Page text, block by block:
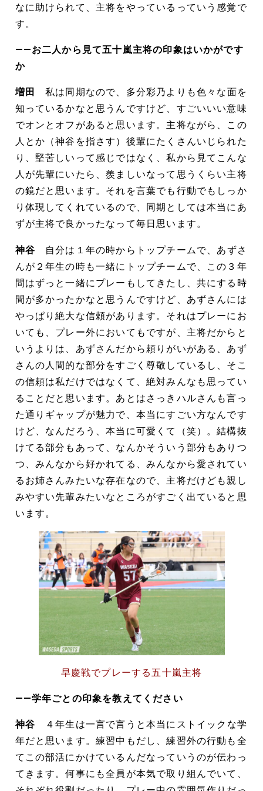
なに助けられて、主将をやっているっていう感覚で
す。
――お二人から見て五十嵐主将の印象はいかがです
か
増田
私は同期なので、多分彩乃よりも色々な面を
知っているかなと思うんですけど、すごいいい意味
でオンとオフがあると思います。主将ながら、この
人とか（神谷を指さす）後輩にたくさんいじられた
り、堅苦しいって感じではなく、私から見てこんな
人が先輩にいたら、羨ましいなって思うくらい主将
の鏡だと思います。それを言葉でも行動でもしっか
り体現してくれているので、同期としては本当にあ
ずが主将で良かったなって毎日思います。
神谷 自分は１年の時からトップチームで、あずさ
んが２年生の時も一緒にトップチームで、この３年
間はずっと一緒にプレーもしてきたし、共にする時
間が多かったかなと思うんですけど、あずさんには
やっぱり絶大な信頼があります。それはプレーにお
いても、プレー外においてもですが、主将だからと
いうよりは、あずさんだから頼りがいがある、あず
さんの人間的な部分をすごく尊敬しているし、そこ
の信頼は私だけではなくて、絶対みんなも思ってい
ることだと思います。あとはさっきハルさんも言っ
た通りギャップが魅力で、本当にすごい方なんです
けど、なんだろう、本当に可愛くて（笑）。結構抜
けてる部分もあって、なんかそういう部分もありつ
つ、みんなから好かれてる、みんなから愛されてい
るお姉さんみたいな存在なので、主将だけども親し
みやすい先輩みたいなところがすごく出ていると思
います。
早慶戦でプレーする五十嵐主将
――学年ごとの印象を教えてください
神谷 ４年生は一言で言うと本当にストイックな学
年だと思います。練習中もだし、練習外の行動も全
てこの部活にかけているんだなっていうのが伝わっ
てきます。何事にも全員が本気で取り組んでいて、